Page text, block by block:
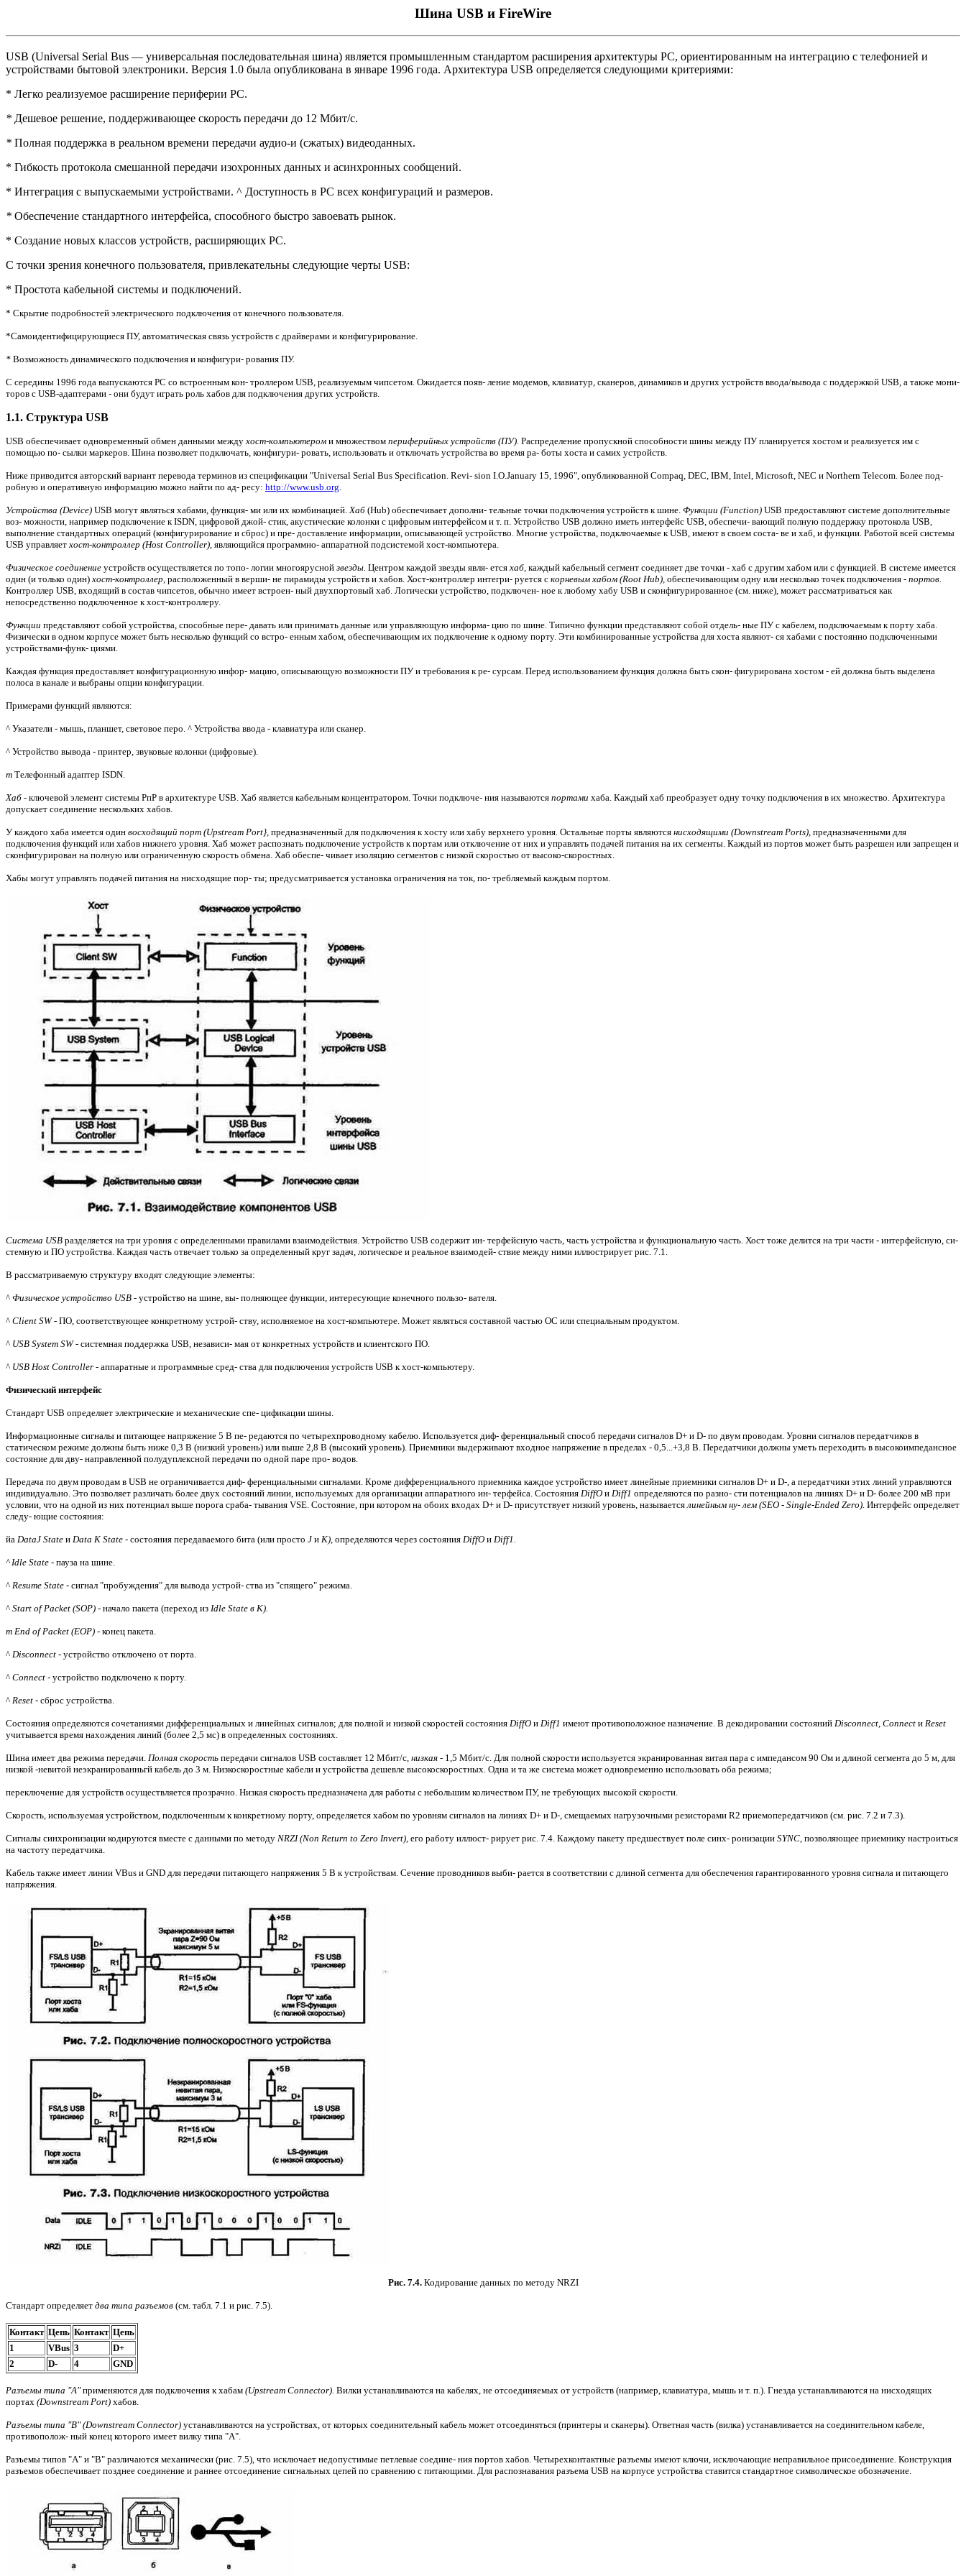
Шина USB и FireWire
USB (Universal Serial Bus — универсальная последовательная шина) является промышленным стандартом расширения архитектуры PC, ориентированным на интеграцию с телефонией и
устройствами бытовой электроники. Версия 1.0 была опубликована в январе 1996 года. Архитектура USB определяется следующими критериями:
* Легко реализуемое расширение периферии PC.
* Дешевое решение, поддерживающее скорость передачи до 12 Мбит/с.
* Полная поддержка в реальном времени передачи аудио-и (сжатых) видеоданных.
* Гибкость протокола смешанной передачи изохронных данных и асинхронных сообщений.
* Интеграция с выпускаемыми устройствами. ^ Доступность в PC всех конфигураций и размеров.
* Обеспечение стандартного интерфейса, способного быстро завоевать рынок.
* Создание новых классов устройств, расширяющих PC.
С точки зрения конечного пользователя, привлекательны следующие черты USB:
* Простота кабельной системы и подключений.
* Скрытие подробностей электрического подключения от конечного пользователя.
*Самоидентифицирующиеся ПУ, автоматическая связь устройств с драйверами и конфигурирование.
* Возможность динамического подключения и конфигури- рования ПУ.
С середины 1996 года выпускаются PC со встроенным кон- троллером USB, реализуемым чипсетом. Ожидается появ- ление модемов, клавиатур, сканеров, динамиков и других устройств ввода/вывода с поддержкой USB, а также мони-
торов с USB-адаптерами - они будут играть роль хабов для подключения других устройств.
1.1. Структура USB
USB обеспечивает одновременный обмен данными между хост-компьютером и множеством периферийных устройств (ПУ). Распределение пропускной способности шины между ПУ планируется хостом и реализуется им с
помощью по- сылки маркеров. Шина позволяет подключать, конфигури- ровать, использовать и отключать устройства во время ра- боты хоста и самих устройств.
Ниже приводится авторский вариант перевода терминов из спецификации "Universal Serial Bus Specification. Revi- sion I.O.January 15, 1996", опубликованной Compaq, DEC, IBM, Intel, Microsoft, NEC и Northern Telecom. Более под-
робную и оперативную информацию можно найти по ад- ресу: http://www.usb.org.
Устройства (Device) USB могут являться хабами, функция- ми или их комбинацией.Хаб (Hub) обеспечивает дополни- тельные точки подключения устройств к шине. Функции (Function) USB предоставляют системе дополнительные
воз- можности, например подключение к ISDN, цифровой джой- стик, акустические колонки с цифровым интерфейсом и т. п. Устройство USB должно иметь интерфейс USB, обеспечи- вающий полную поддержку протокола USB,
выполнение стандартных операций (конфигурирование и сброс) и пре- доставление информации, описывающей устройство. Многие устройства, подключаемые к USB, имеют в своем соста- ве и хаб, и функции. Работой всей системы
USB управляет хост-контроллер (Host Controller), являющийся программно- аппаратной подсистемой хост-компьютера.
Физическое соединение устройств осуществляется по топо- логии многоярусной звезды. Центром каждой звезды явля- ется хаб, каждый кабельный сегмент соединяет две точки - хаб с другим хабом или с функцией. В системе имеется
один (и только один) хост-контроллер, расположенный в верши- не пирамиды устройств и хабов. Хост-контроллер интегри- руется с корневым хабом (Root Hub), обеспечивающим одну или несколько точек подключения - портов.
Контроллер USB, входящий в состав чипсетов, обычно имеет встроен- ный двухпортовый хаб. Логически устройство, подключен- ное к любому хабу USB и сконфигурированное (см. ниже), может рассматриваться как
непосредственно подключенное к хост-контроллеру.
Функции представляют собой устройства, способные пере- давать или принимать данные или управляющую информа- цию по шине. Типично функции представляют собой отдель- ные ПУ с кабелем, подключаемым к порту хаба.
Физически в одном корпусе может быть несколько функций со встро- енным хабом, обеспечивающим их подключение к одному порту. Эти комбинированные устройства для хоста являют- ся хабами с постоянно подключенными
устройствами-функ- циями.
Каждая функция предоставляет конфигурационную инфор- мацию, описывающую возможности ПУ и требования к ре- сурсам. Перед использованием функция должна быть скон- фигурирована хостом - ей должна быть выделена
полоса в канале и выбраны опции конфигурации.
Примерами функций являются:
^ Указатели - мышь, планшет, световое перо. ^ Устройства ввода - клавиатура или сканер.
^ Устройство вывода - принтер, звуковые колонки (цифровые).
т Телефонный адаптер ISDN.
Хаб - ключевой элемент системы РпР в архитектуре USB. Хаб является кабельным концентратором. Точки подключе- ния называются портами хаба. Каждый хаб преобразует одну точку подключения в их множество. Архитектура
допускает соединение нескольких хабов.
У каждого хаба имеется один восходящий порт (Upstream Port}, предназначенный для подключения к хосту или хабу верхнего уровня. Остальные порты являются нисходящими (Downstream Ports), предназначенными для
подключения функций или хабов нижнего уровня. Хаб может распознать подключение устройств к портам или отключение от них и управлять подачей питания на их сегменты. Каждый из портов может быть разрешен или запрещен и
сконфигурирован на полную или ограниченную скорость обмена. Хаб обеспе- чивает изоляцию сегментов с низкой скоростью от высоко-скоростных.
Хабы могут управлять подачей питания на нисходящие пор- ты; предусматривается установка ограничения на ток, по- требляемый каждым портом.
Система USB разделяется на три уровня с определенными правилами взаимодействия. Устройство USB содержит ин- терфейсную часть, часть устройства и функциональную часть. Хост тоже делится на три части - интерфейсную, си-
стемную и ПО устройства. Каждая часть отвечает только за определенный круг задач, логическое и реальное взаимодей- ствие между ними иллюстрирует рис. 7.1.
В рассматриваемую структуру входят следующие элементы:
^ Физическое устройство USB - устройство на шине, вы- полняющее функции, интересующие конечного пользо- вателя.
^ Client SW - ПО, соответствующее конкретному устрой- ству, исполняемое на хост-компьютере. Может являться составной частью ОС или специальным продуктом.
^ USB System SW - системная поддержка USB, независи- мая от конкретных устройств и клиентского ПО.
^ USB Host Controller - аппаратные и программные сред- ства для подключения устройств USB к хост-компьютеру.
Физический интерфейс
Стандарт USB определяет электрические и механические спе- цификации шины.
Информационные сигналы и питающее напряжение 5 В пе- редаются по четырехпроводному кабелю. Используется диф- ференциальный способ передачи сигналов D+ и D- по двум проводам. Уровни сигналов передатчиков в
статическом режиме должны быть ниже 0,3 В (низкий уровень) или выше 2,8 В (высокий уровень). Приемники выдерживают входное напряжение в пределах - 0,5...+3,8 В. Передатчики должны уметь переходить в высокоимпедансное
состояние для дву- направленной полудуплексной передачи по одной паре про- водов.
Передача по двум проводам в USB не ограничивается диф- ференциальными сигналами. Кроме дифференциального приемника каждое устройство имеет линейные приемники сигналов D+ и D-, а передатчики этих линий управляются
индивидуально. Это позволяет различать более двух состояний линии, используемых для организации аппаратного ин- терфейса. Состояния DiffO и Diff1 определяются по разно- сти потенциалов на линиях D+ и D- более 200 мВ при
условии, что на одной из них потенциал выше порога сраба- тывания VSE. Состояние, при котором на обоих входах D+ и D- присутствует низкий уровень, называетсялинейным ну- лем (SEO - Single-Ended Zero). Интерфейс определяет
следу- ющие состояния:
йа DataJ State и Data К State - состояния передаваемого бита (или просто J и К), определяются через состояния DiffO и Diff1.
^ Idle State - пауза на шине.
^ Resume State - сигнал "пробуждения" для вывода устрой- ства из "спящего" режима.
^ Start of Packet (SOP) - начало пакета (переход из Idle State в К).
т End of Packet (EOP) - конец пакета.
^ Disconnect - устройство отключено от порта.
^ Connect - устройство подключено к порту.
^ Reset - сброс устройства.
Состояния определяются сочетаниями дифференциальных и линейных сигналов; для полной и низкой скоростей состояния DiffO и Diff1 имеют противоположное назначение. В декодировании состояний Disconnect, Connect и Reset
учитывается время нахождения линий (более 2,5 мс) в определенных состояниях.
Шина имеет два режима передачи. Полная скорость передачи сигналов USB составляет 12 Мбит/с, низкая - 1,5 Мбит/с. Для полной скорости используется экранированная витая пара с импедансом 90 Ом и длиной сегмента до 5 м, для
низкой -невитой неэкранированньгй кабель до 3 м. Низкоскоростные кабели и устройства дешевле высокоскоростных. Одна и та же система может одновременно использовать оба режима;
переключение для устройств осуществляется прозрачно. Низкая скорость предназначена для работы с небольшим количеством ПУ, не требующих высокой скорости.
Скорость, используемая устройством, подключенным к конкретному порту, определяется хабом по уровням сигналов на линиях D+ и D-, смещаемых нагрузочными резисторами R2 приемопередатчиков (см. рис. 7.2 и 7.3).
Сигналы синхронизации кодируются вместе с данными по методу NRZI (Non Return to Zero Invert), его работу иллюст- рирует рис. 7.4. Каждому пакету предшествует поле синх- ронизации SYNC, позволяющее приемнику настроиться
на частоту передатчика.
Кабель также имеет линии VBus и GND для передачи питающего напряжения 5 В к устройствам. Сечение проводников выби- рается в соответствии с длиной сегмента для обеспечения гарантированного уровня сигнала и питающего
напряжения.
Рис. 7.4.Кодирование данных по методу NRZI
Стандарт определяет два типа разъемов (см. табл. 7.1 и рис. 7.5).
Контакт Цепь Контакт Цепь
1
VBus 3
D+
2
D- 4 GND
Разъемы типа "А"применяются для подключения к хабам (Upstream Connector). Вилки устанавливаются на кабелях, не отсоединяемых от устройств (например, клавиатура, мышь и т. п.). Гнезда устанавливаются на нисходящих
портах (Downstream Port) хабов.
Разъемы типа "В" (Downstream Connector) устанавливаются на устройствах, от которых соединительный кабель может отсоединяться (принтеры и сканеры). Ответная часть (вилка) устанавливается на соединительном кабеле,
противополож- ный конец которого имеет вилку типа "А".
Разъемы типов "А" и "В" различаются механически (рис. 7.5), что исключает недопустимые петлевые соедине- ния портов хабов. Четырехконтактные разъемы имеют ключи, исключающие неправильное присоединение. Конструкция
разъемов обеспечивает позднее соединение и раннее отсоединение сигнальных цепей по сравнению с питающими. Для распознавания разъема USB на корпусе устройства ставится стандартное символическое обозначение.